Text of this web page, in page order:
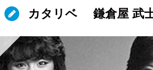
カタリベ 鎌倉屋 武